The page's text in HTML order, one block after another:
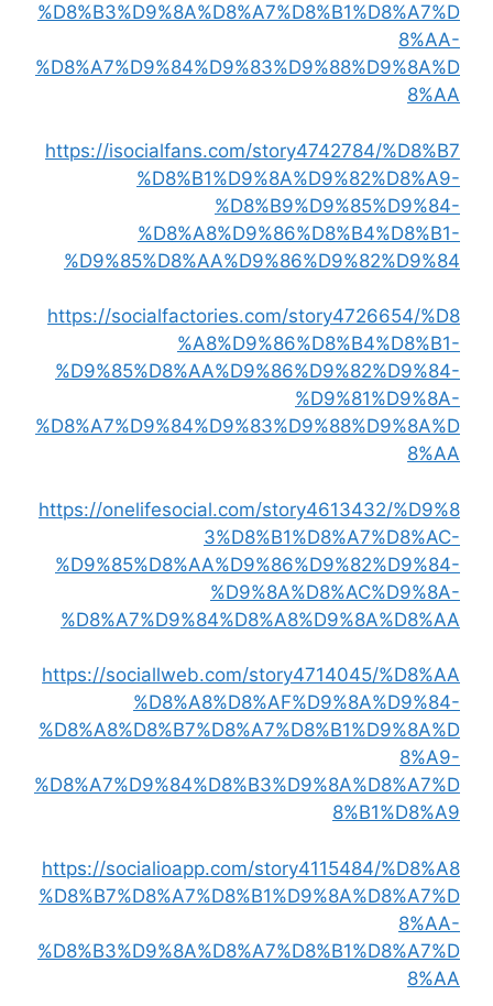
%D8%B3%D9%8A%D8%A7%D8%B1%D8%A7%D
8%AA-
%D8%A7%D9%84%D9%83%D9%88%D9%8A%D
8%AA
https://isocialfans.com/story4742784/%D8%B7
%D8%B1%D9%8A%D9%82%D8%A9-
%D8%B9%D9%85%D9%84-
%D8%A8%D9%86%D8%B4%D8%B1-
%D9%85%D8%AA%D9%86%D9%82%D9%84
https://socialfactories.com/story4726654/%D8
%A8%D9%86%D8%B4%D8%B1-
%D9%85%D8%AA%D9%86%D9%82%D9%84-
%D9%81%D9%8A-
%D8%A7%D9%84%D9%83%D9%88%D9%8A%D
8%AA
https://onelifesocial.com/story4613432/%D9%8
3%D8%B1%D8%A7%D8%AC-
%D9%85%D8%AA%D9%86%D9%82%D9%84-
%D9%8A%D8%AC%D9%8A-
%D8%A7%D9%84%D8%A8%D9%8A%D8%AA
https://sociallweb.com/story4714045/%D8%AA
%D8%A8%D8%AF%D9%8A%D9%84-
%D8%A8%D8%B7%D8%A7%D8%B1%D9%8A%D
8%A9-
%D8%A7%D9%84%D8%B3%D9%8A%D8%A7%D
8%B1%D8%A9
https://socialioapp.com/story4115484/%D8%A8
%D8%B7%D8%A7%D8%B1%D9%8A%D8%A7%D
8%AA-
%D8%B3%D9%8A%D8%A7%D8%B1%D8%A7%D
8%AA